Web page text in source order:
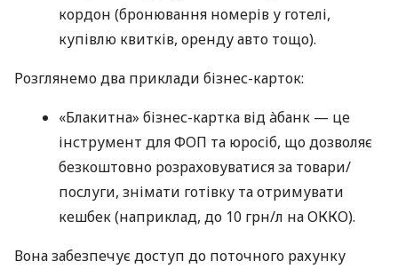
кордон (бронювання номерів у готелі,
купівлю квитків, оренду авто тощо).
Розглянемо два приклади бізнес-карток:
«Блакитна» бізнес-картка від àбанк — це
інструмент для ФОП та юросіб, що дозволяє
безкоштовно розраховуватися за товари/
послуги, знімати готівку та отримувати
кешбек (наприклад, до 10 грн/л на ОККО).
Вона забезпечує доступ до поточного рахунку